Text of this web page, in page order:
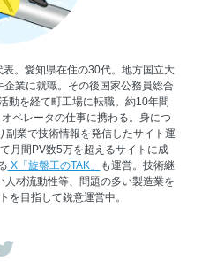
。愛知県在住の30代。地方国立大
業に就職。その後国家公務員総合
動を経て町工場に転職。約10年間
ペレータの仕事に携わる。身につ
業で技術情報を発信したサイト運
月間PV数5万を超えるサイトに成
X「旋盤工のTAK」
も運営。技術継
材流動性等、問題の多い製造業を
を目指して鋭意運営中。